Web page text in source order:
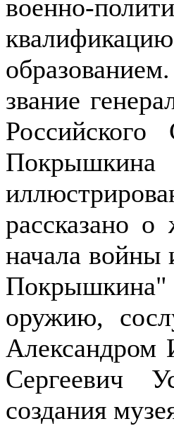
военно-
звание
рассказано
начала войны
оружию,
Александром
Сергеевич
создания